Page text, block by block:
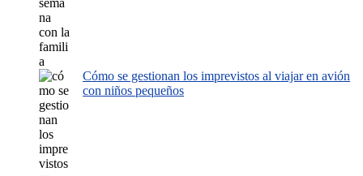
Cómo se gestionan los imprevistos al viajar en avión
con niños pequeños